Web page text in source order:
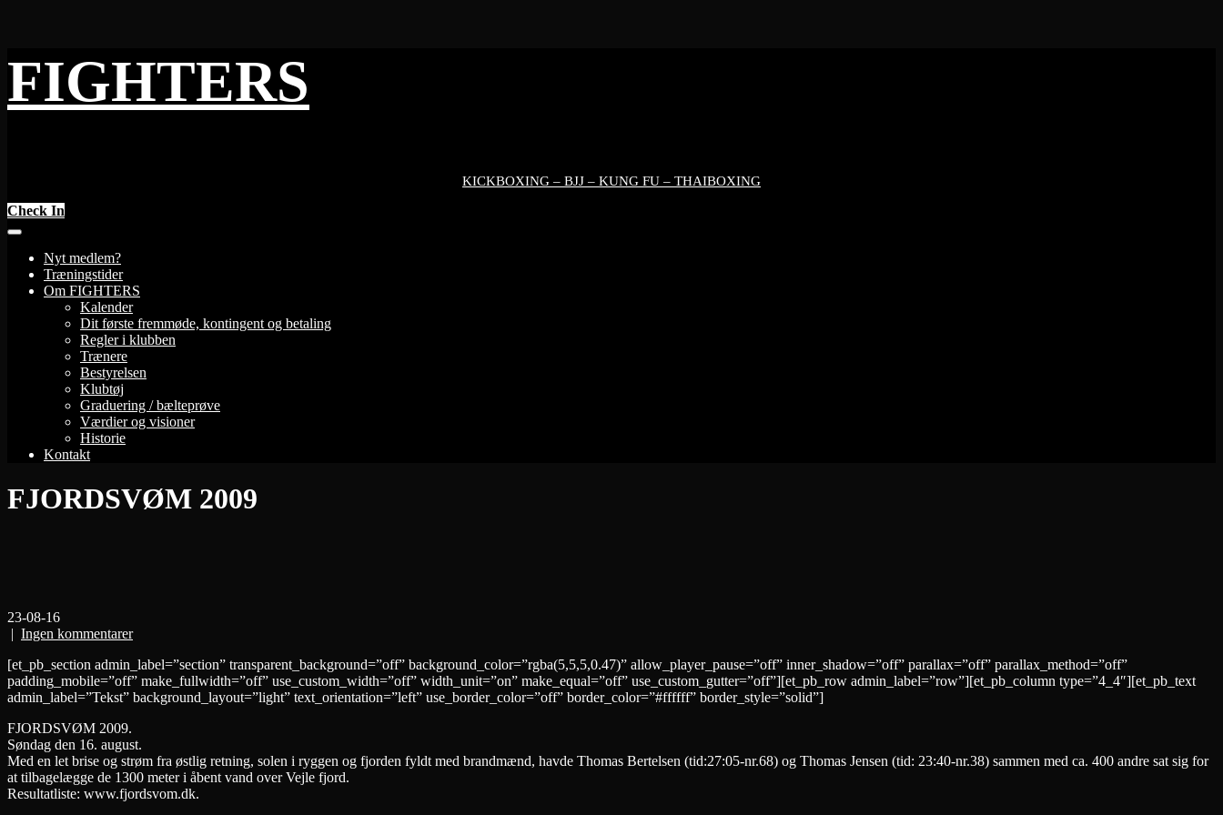
content
FIGHTERS
KICKBOXING – BJJ – KUNG FU – THAIBOXING
Check In
Nyt medlem?
Træningstider
Om FIGHTERS
Kalender
Dit første fremmøde, kontingent og betaling
Regler i klubben
Trænere
Bestyrelsen
Klubtøj
Graduering / bælteprøve
Værdier og visioner
Historie
Kontakt
FJORDSVØM 2009
23-08-16
| Ingen kommentarer
[et_pb_section admin_label=”section” transparent_background=”off” background_color=”rgba(5,5,5,0.47)” allow_player_pause=”off” inner_shadow=”off” parallax=”off” parallax_method=”off”
padding_mobile=”off” make_fullwidth=”off” use_custom_width=”off” width_unit=”on” make_equal=”off” use_custom_gutter=”off”][et_pb_row admin_label=”row”][et_pb_column type=”4_4″][et_pb_text
admin_label=”Tekst” background_layout=”light” text_orientation=”left” use_border_color=”off” border_color=”#ffffff” border_style=”solid”]
FJORDSVØM 2009.
Søndag den 16. august.
Med en let brise og strøm fra østlig retning, solen i ryggen og fjorden fyldt med brandmænd, havde Thomas Bertelsen (tid:27:05-nr.68) og Thomas Jensen (tid: 23:40-nr.38) sammen med ca. 400 andre sat sig for
at tilbagelægge de 1300 meter i åbent vand over Vejle fjord.
Resultatliste: www.fjordsvom.dk.